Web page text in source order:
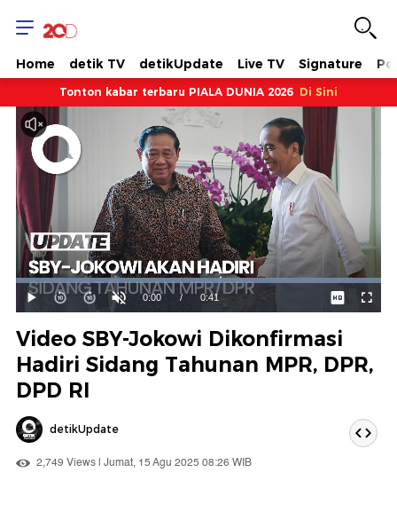
Home detik TV detikUpdate Live TV Signature
Tonton kabar terbaru PIALA DUNIA 2026 Di Sini
Mainkan
Suara
Hidup
Waktu
0:00 / Durasi
0:41
Dimuat:
100.00%
Video SBY-Jokowi Dikonfirmasi
Hadiri Sidang Tahunan MPR, DPR,
DPD RI
detikUpdate
2,749 Views | Jumat, 15 Agu 2025 08:26 WIB